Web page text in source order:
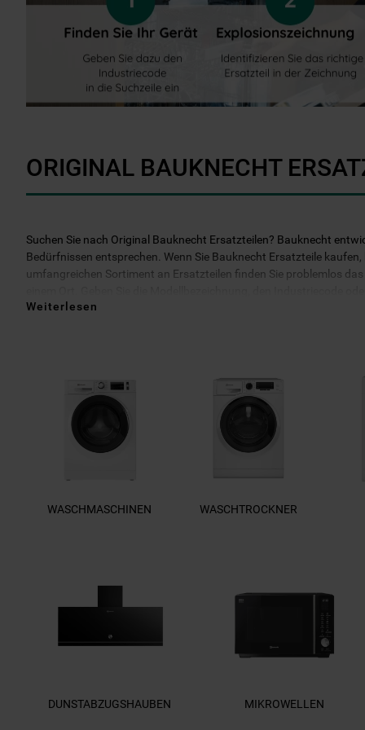
ORIGINAL BAUKNECHT
Suchen Sie nach Original Bauknecht Ersatzteilen? Bauknecht
Bedürfnissen entsprechen. Wenn Sie Bauknecht Ersatzteile
umfangreichen Sortiment an Ersatzteilen finden Sie problemlos
einem Ort. Geben Sie die Modellbezeichnung, den Industriecode
darüber hinaus 2 Jahre Garantie auf das bestellte Ersatzteil.
Weiterlesen
WASCHMASCHINEN WASCHTROCKNER
DUNSTABZUGSHAUBEN MIKROWELLEN